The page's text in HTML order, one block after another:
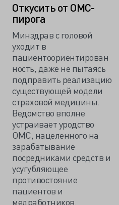
Откусить от ОМС-
пирога
Минздрав с головой
уходит в
пациентоориентирован
ность, даже не пытаясь
подправить реализацию
существующей модели
страховой медицины.
Ведомство вполне
устраивает уродство
ОМС, нацеленного на
зарабатывание
посредниками средств и
усугубляющее
противостояние
пациентов и
медработников.